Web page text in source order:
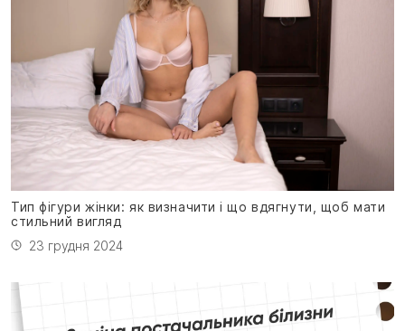
Тип фігури жінки: як визначити і що вдягнути, щоб мати
стильний вигляд
23 грудня 2024